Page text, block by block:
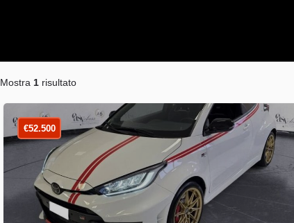
Mostra 1 risultato
€52.500